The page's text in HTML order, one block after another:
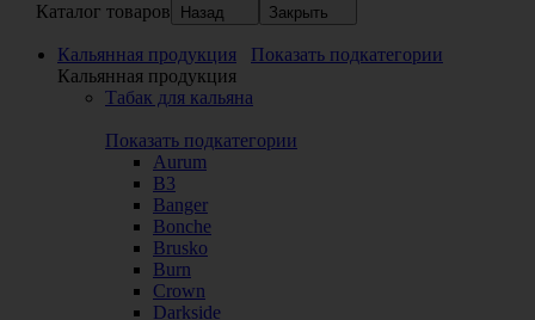
Каталог товаров Назад Закрыть
Кальянная продукция
Показать подкатегории
Кальянная продукция
Табак для кальяна
Показать подкатегории
Aurum
B3
Banger
Bonche
Brusko
Burn
Crown
Darkside